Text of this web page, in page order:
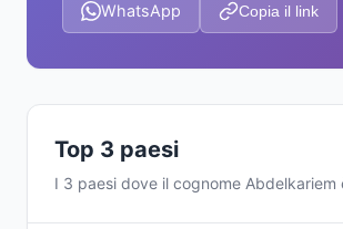
WhatsApp Copia il link
Top 3 paesi
I 3 paesi dove il cognome Abdelkariem